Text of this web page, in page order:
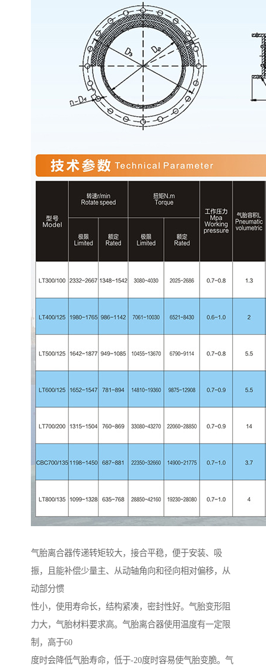
气胎离合器传递转矩较大，接合平稳，便于安装、吸
振，且能补偿少量主、从动轴角向和径向相对偏移，从
动部分惯
性小，使用寿命长，结构紧凑，密封性好。气胎变形阻
力大，气胎材料要求高。气胎离合器使用温度有一定限
制，高于60
度时会降低气胎寿命，低于-20度时容易使气胎变脆。气